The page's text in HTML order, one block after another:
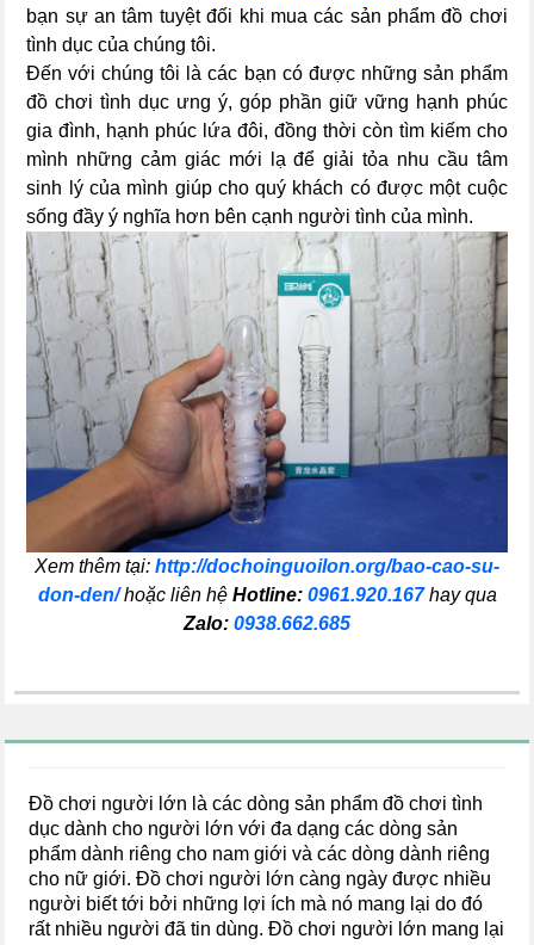
bạn sự an tâm tuyệt đối khi mua các sản phẩm đồ chơi
tình dục của chúng tôi.
Đến với chúng tôi là các bạn có được những sản phẩm
đồ chơi tình dục ưng ý, góp phần giữ vững hạnh phúc
gia đình, hạnh phúc lứa đôi, đồng thời còn tìm kiếm cho
mình những cảm giác mới lạ để giải tỏa nhu cầu tâm
sinh lý của mình giúp cho quý khách có được một cuộc
sống đầy ý nghĩa hơn bên cạnh người tình của mình.
Xem thêm tại: http://dochoinguoilon.org/bao-cao-su-
don-den/hoặc liên hệ Hotline: 0961.920.167hay qua
Zalo: 0938.662.685
Đồ chơi người lớn là các dòng sản phẩm đồ chơi tình
dục dành cho người lớn với đa dạng các dòng sản
phẩm dành riêng cho nam giới và các dòng dành riêng
cho nữ giới. Đồ chơi người lớn càng ngày được nhiều
người biết tới bởi những lợi ích mà nó mang lại do đó
rất nhiều người đã tin dùng. Đồ chơi người lớn mang lại